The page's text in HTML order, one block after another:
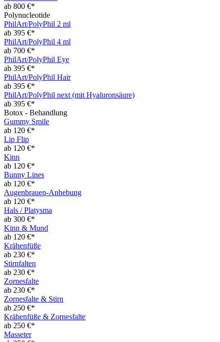
ab 800 €*
Polynucleotide
PhilArt/PolyPhil 2 ml
ab 395 €*
PhilArt/PolyPhil 4 ml
ab 700 €*
PhilArt/PolyPhil Eye
ab 395 €*
PhilArt/PolyPhil Hair
ab 395 €*
PhilArt/PolyPhil next (mit Hyaluronsäure)
ab 395 €*
Botox - Behandlung
Gummy Smile
ab 120 €*
Lip Flip
ab 120 €*
Kinn
ab 120 €*
Bunny Lines
ab 120 €*
Augenbrauen-Anhebung
ab 120 €*
Hals / Platysma
ab 300 €*
Kinn & Mund
ab 120 €*
Krähenfüße
ab 230 €*
Stirnfalten
ab 230 €*
Zornesfalte
ab 230 €*
Zornesfalte & Stirn
ab 250 €*
Krähenfüße & Zornesfalte
ab 250 €*
Masseter